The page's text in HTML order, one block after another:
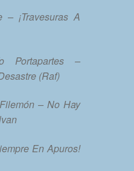
¡Travesuras A
–
(Raf)
– No Hay
En Apuros!